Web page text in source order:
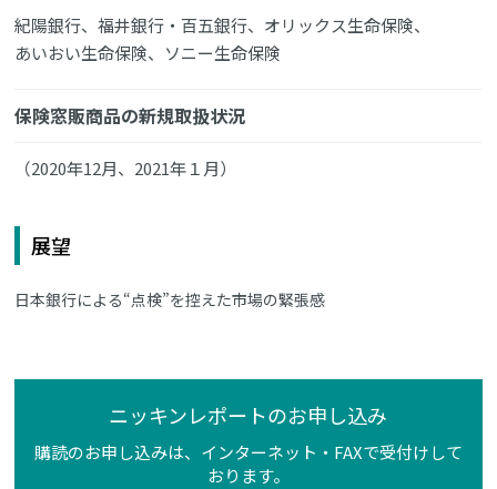
紀陽銀行、福井銀行・百五銀行、オリックス生命保険、
あいおい生命保険、ソニー生命保険
保険窓販商品の新規取扱状況
（2020年12月、2021年１月）
展望
日本銀行による“点検”を控えた市場の緊張感
ニッキンレポートのお申し込み
購読のお申し込みは、インターネット・FAXで受付けして
おります。